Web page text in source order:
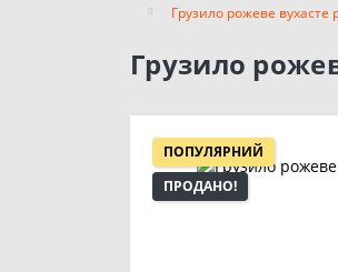
Грузило рожеве
Грузило
ПОПУЛЯРНИЙ
ПРОДАНО!